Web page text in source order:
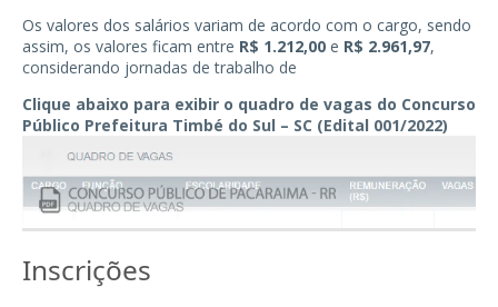
Os valores dos salários variam de acordo com o cargo, sendo
assim, os valores ficam entre R$ 1.212,00 e R$ 2.961,97,
considerando jornadas de trabalho de
Clique abaixo para exibir o quadro de vagas do Concurso
Público Prefeitura Timbé do Sul – SC (Edital 001/2022)
Inscrições